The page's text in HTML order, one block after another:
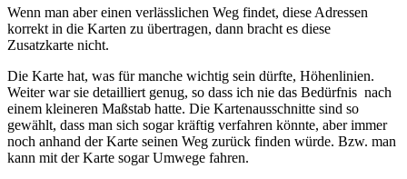
Wenn man aber einen verlässlichen Weg findet, diese Adressen
korrekt in die Karten zu übertragen, dann bracht es diese
Zusatzkarte nicht.
Die Karte hat, was für manche wichtig sein dürfte, Höhenlinien.
Weiter war sie detailliert genug, so dass ich nie das Bedürfnis nach
einem kleineren Maßstab hatte. Die Kartenausschnitte sind so
gewählt, dass man sich sogar kräftig verfahren könnte, aber immer
noch anhand der Karte seinen Weg zurück finden würde. Bzw. man
kann mit der Karte sogar Umwege fahren.